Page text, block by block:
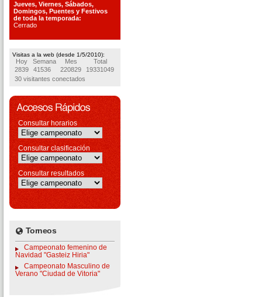
Jueves, Viernes, Sábados,
Domingos, Puentes y Festivos
de toda la temporada:
Cerrado
Visitas a la web (desde 1/5/2010):
Hoy Semana Mes
Total
2839
41536 220829
19331049
30 visitantes conectados
Consultar horarios
Consultar clasificación
Consultar resultados
Torneos
Campeonato femenino de
Navidad "Gasteiz Hiria"
Campeonato Masculino de
Verano "Ciudad de Vitoria"